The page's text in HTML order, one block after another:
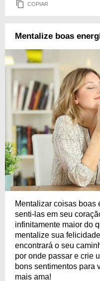
COPIAR
Mentalize boas
Mentalizar coisas boas
senti-las em seu
infinitamente maior do
mentalize sua
encontrará o seu
por onde passar e crie
bons sentimentos para
mais ama!